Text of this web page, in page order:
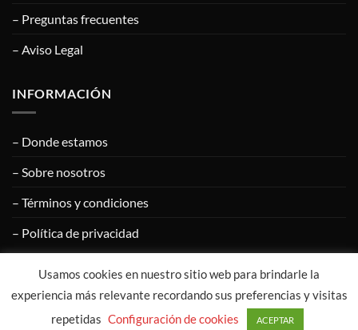
– Preguntas frecuentes
– Aviso Legal
INFORMACIÓN
– Donde estamos
– Sobre nosotros
– Términos y condiciones
– Política de privacidad
Visa PayPal MasterCardGoogle
Pay
Apple
Pay
COPYRIGHT © 2020CALZADOS ÁNGEL
Usamos cookies en nuestro sitio web para brindarle la
experiencia más relevante recordando sus preferencias y visitas
repetidas Configuración de cookies ACEPTAR